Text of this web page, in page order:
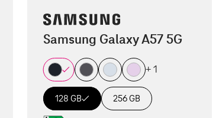
Samsung Galaxy A57 5G
+ 1
128 GB 256 GB